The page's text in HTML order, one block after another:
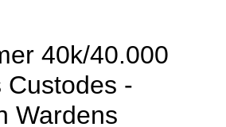
40k/40.000
Custodes -
Wardens